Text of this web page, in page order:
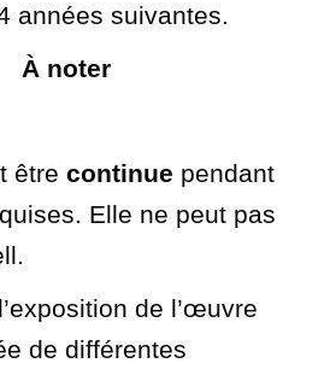
années suivantes.
À noter
être continue pendant
Elle ne peut pas
de l’œuvre
de différentes